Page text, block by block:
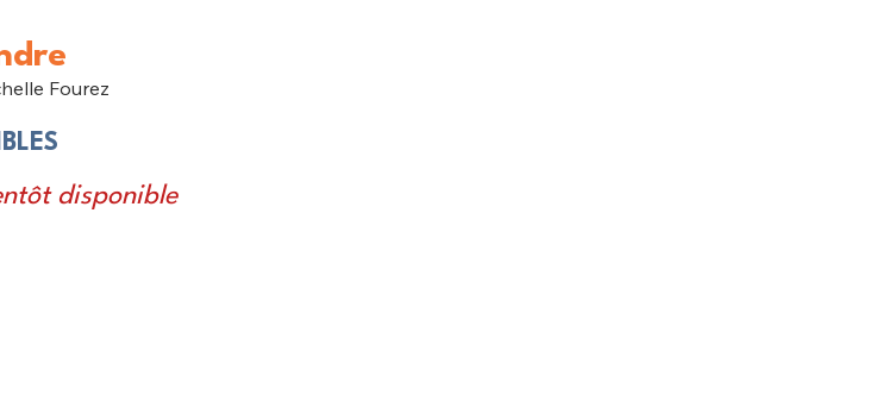
Fourez
disponible